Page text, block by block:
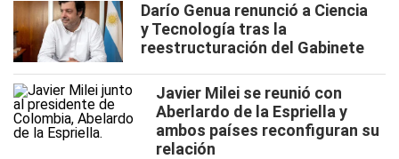
Darío Genua renunció a Ciencia
y Tecnología tras la
reestructuración del Gabinete
Javier Milei se reunió con
Aberlardo de la Espriella y
ambos países reconfiguran su
relación